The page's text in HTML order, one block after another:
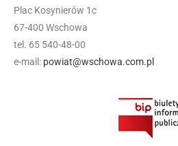
Plac Kosynierów 1c
67-400 Wschowa
tel. 65 540-48-00
e-mail: powiat@wschowa.com.pl